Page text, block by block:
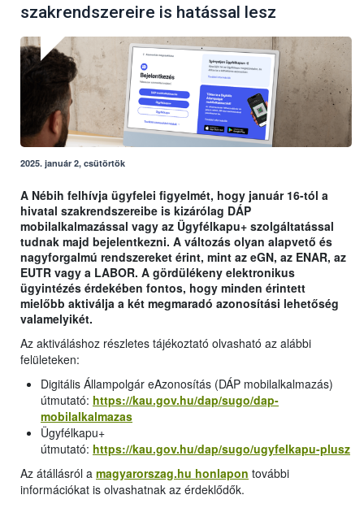
szakrendszereire is hatással lesz
2025. január 2, csütörtök
A Nébih felhívja ügyfelei figyelmét, hogy január 16-tól a
hivatal szakrendszereibe is kizárólag DÁP
mobilalkalmazással vagy az Ügyfélkapu+ szolgáltatással
tudnak majd bejelentkezni. A változás olyan alapvető és
nagyforgalmú rendszereket érint, mint az eGN, az ENAR, az
EUTR vagy a LABOR. A gördülékeny elektronikus
ügyintézés érdekében fontos, hogy minden érintett
mielőbb aktiválja a két megmaradó azonosítási lehetőség
valamelyikét.
Az aktiváláshoz részletes tájékoztató olvasható az alábbi
felületeken:
Digitális Állampolgár eAzonosítás (DÁP mobilalkalmazás)
útmutató: https://kau.gov.hu/dap/sugo/dap-
mobilalkalmazas
Ügyfélkapu+
útmutató: https://kau.gov.hu/dap/sugo/ugyfelkapu-plusz
Az átállásról a magyarorszag.hu honlapon további
információkat is olvashatnak az érdeklődők.